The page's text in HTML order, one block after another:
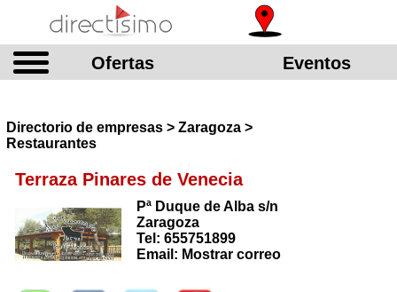
Ofertas Eventos
Directorio de empresas > Zaragoza >
Restaurantes
Terraza Pinares de Venecia
Pª Duque de Alba s/n
Zaragoza
Tel: 655751899
Email: Mostrar correo